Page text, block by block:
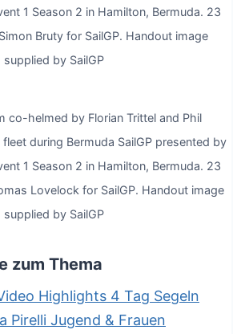
1 Season 2 in Hamilton, Bermuda. 23
Bruty for SailGP. Handout image
supplied by SailGP
co-helmed by Florian Trittel and Phil
during Bermuda SailGP presented by
1 Season 2 in Hamilton, Bermuda. 23
Lovelock for SailGP. Handout image
supplied by SailGP
zum Thema
Highlights 4 Tag Segeln
Pirelli Jugend & Frauen